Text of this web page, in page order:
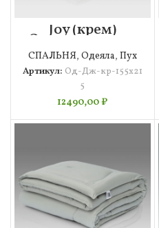
Joy (крем)
Одеяло 155х215
СПАЛЬНЯ, Одеяла, Пух
Артикул: Од-Дж-кр-155х21
5
12490,00₽